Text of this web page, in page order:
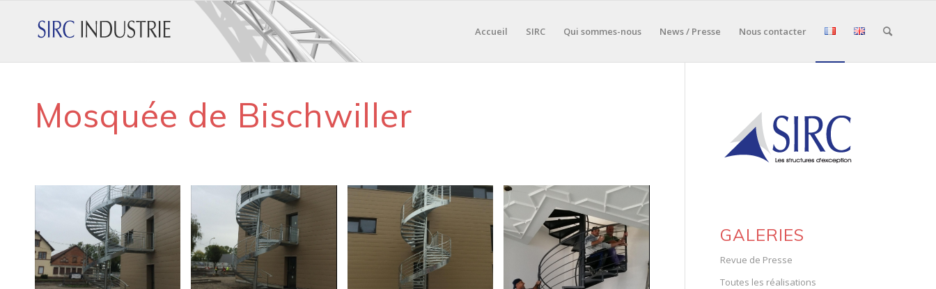
Accueil SIRC Qui sommes-nous News / Presse Nous contacter
Mosquée de Bischwiller
GALERIES
Revue de Presse
Toutes les réalisations